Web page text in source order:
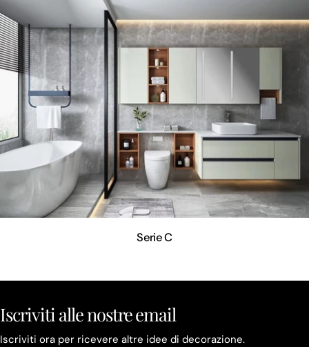
Serie C
Iscriviti alle nostre email
Iscriviti ora per ricevere altre idee di decorazione.